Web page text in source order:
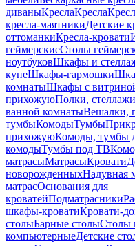
диваныКреслаКресла
кресла-маятникиДетские
оттоманкиКресла-кровати
геймерскиеСтолы
ноутбуковШкафы и
купеШкафы-гармошки
комнатыШкафы с
прихожуюПолки,
ванной комнатыВешалки,
тумбыКомодыТумбы
прихожуюКомоды, тумбы
комодыТумбы под ТВ
матрасыМатрасыКровати
новорожденныхНадувная
матрасОснования для
кроватейПодматрасники
шкафы-кроватиКровати-
столыБарные столыСтолы
компьютерныеДетские